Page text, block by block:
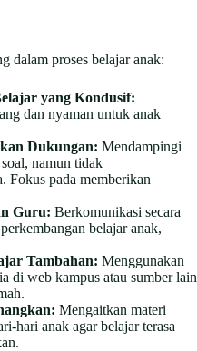
dalam proses belajar anak:
yang Kondusif:
dan nyaman untuk anak
Dukungan: Mendampingi
namun tidak
Fokus pada memberikan
Guru: Berkomunikasi secara
belajar anak,
Tambahan: Menggunakan
di web kampus atau sumber lain
Mengaitkan materi
hari anak agar belajar terasa